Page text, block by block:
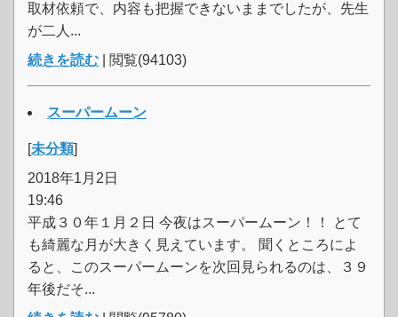
取材依頼で、内容も把握できないままでしたが、先生
が二人...
続きを読む | 閲覧(94103)
スーパームーン
[未分類]
2018年1月2日
19:46
平成３０年１月２日 今夜はスーパームーン！！ とて
も綺麗な月が大きく見えています。 聞くところによ
ると、このスーパームーンを次回見られるのは、３９
年後だそ...